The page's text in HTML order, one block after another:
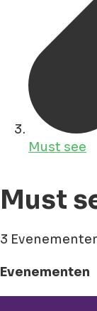
Must see
Must
3
Evenementen